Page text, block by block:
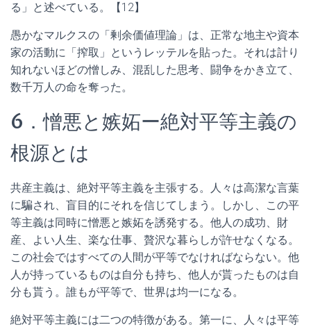
る」と述べている。【12】
愚かなマルクスの「剰余価値理論」は、正常な地主や資本
家の活動に「搾取」というレッテルを貼った。それは計り
知れないほどの憎しみ、混乱した思考、闘争をかき立て、
数千万人の命を奪った。
6．憎悪と嫉妬ー絶対平等主義の
根源とは
共産主義は、絶対平等主義を主張する。人々は高潔な言葉
に騙され、盲目的にそれを信じてしまう。しかし、この平
等主義は同時に憎悪と嫉妬を誘発する。他人の成功、財
産、よい人生、楽な仕事、贅沢な暮らしが許せなくなる。
この社会ではすべての人間が平等でなければならない。他
人が持っているものは自分も持ち、他人が貰ったものは自
分も貰う。誰もが平等で、世界は均一になる。
絶対平等主義には二つの特徴がある。第一に、人々は平等